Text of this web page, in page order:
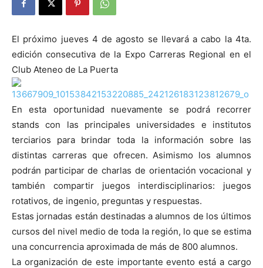
El próximo jueves 4 de agosto se llevará a cabo la 4ta.
edición consecutiva de la Expo Carreras Regional en el
Club Ateneo de La Puerta
En esta oportunidad nuevamente se podrá recorrer
stands con las principales universidades e institutos
terciarios para brindar toda la información sobre las
distintas carreras que ofrecen. Asimismo los alumnos
podrán participar de charlas de orientación vocacional y
también compartir juegos interdisciplinarios: juegos
rotativos, de ingenio, preguntas y respuestas.
Estas jornadas están destinadas a alumnos de los últimos
cursos del nivel medio de toda la región, lo que se estima
una concurrencia aproximada de más de 800 alumnos.
La organización de este importante evento está a cargo